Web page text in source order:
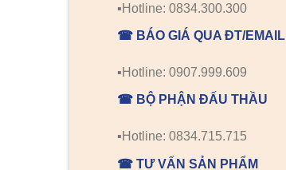
▪️Hotline: 0834.300.300
☎ BÁO GIÁ QUA ĐT/EMAIL
▪️Hotline: 0907.999.609
☎ BỘ PHẬN ĐẤU THẦU
▪️Hotline: 0834.715.715
☎ TƯ VẤN SẢN PHẨM